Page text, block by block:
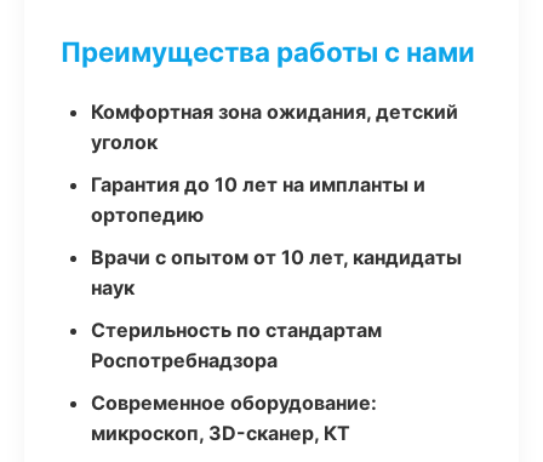
Преимущества работы с нами
Комфортная зона ожидания, детский
уголок
Гарантия до 10 лет на импланты и
ортопедию
Врачи с опытом от 10 лет, кандидаты
наук
Стерильность по стандартам
Роспотребнадзора
Современное оборудование:
микроскоп, 3D-сканер, КТ